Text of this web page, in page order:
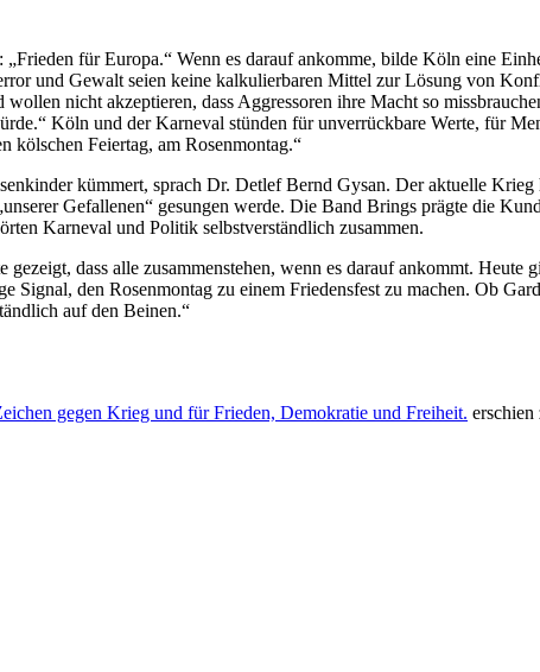
für Europa.“ Wenn es darauf ankomme, bilde Köln eine
und Gewalt seien keine kalkulierbaren Mittel zur Lösung von
nicht akzeptieren, dass Aggressoren ihre Macht so
Köln und der Karneval stünden für unverrückbare Werte, für
kölschen Feiertag, am Rosenmontag.“
kümmert, sprach Dr. Detlef Bernd Gysan. Der aktuelle Krieg
Gefallenen“ gesungen werde. Die Band Brings prägte die
Karneval und Politik selbstverständlich zusammen.
dass alle zusammenstehen, wenn es darauf ankommt. Heute
den Rosenmontag zu einem Friedensfest zu machen. Ob
auf den Beinen.“
gegen Krieg und für Frieden, Demokratie und Freiheit. erschien